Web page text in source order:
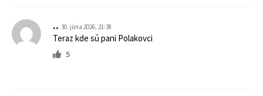
.. 30. júna 2026, 21:38
Teraz kde sú pani Polakovci
5